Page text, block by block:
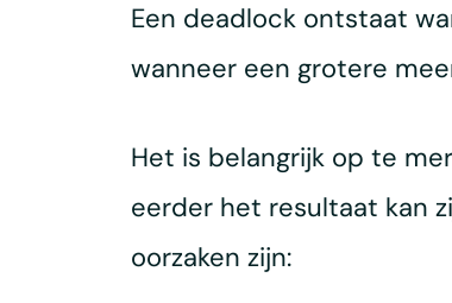
Een deadlock ontstaat
wanneer een grotere
Het is belangrijk op te
eerder het resultaat kan
oorzaken zijn: